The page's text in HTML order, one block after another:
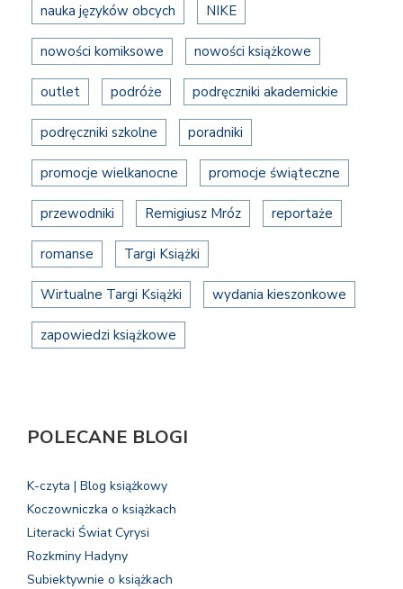
nauka języków obcych NIKE
nowości komiksowe nowości książkowe
outlet podróże podręczniki akademickie
podręczniki szkolne poradniki
promocje wielkanocne promocje świąteczne
przewodniki Remigiusz Mróz reportaże
romanse Targi Książki
Wirtualne Targi Książki wydania kieszonkowe
zapowiedzi książkowe
POLECANE BLOGI
K-czyta | Blog książkowy
Koczowniczka o książkach
Literacki Świat Cyrysi
Rozkminy Hadyny
Subiektywnie o książkach